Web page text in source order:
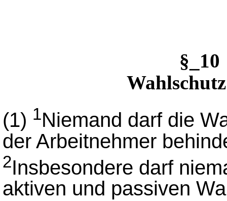
(1) 1Niemand darf die
der Arbeitnehmer
2Insbesondere darf
aktiven und passiven